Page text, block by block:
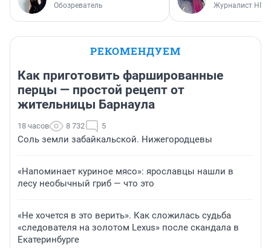
Обозреватель Журналист НГС
РЕКОМЕНДУЕМ
Как приготовить фаршированные
перцы — простой рецепт от
жительницы Барнаула
18 часов 8 732 5
Соль земли забайкальской. Нижегородцевы
«Напоминает куриное мясо»: ярославцы нашли в
лесу необычный гриб — что это
«Не хочется в это верить». Как сложилась судьба
«следователя на золотом Lexus» после скандала в
Екатеринбурге